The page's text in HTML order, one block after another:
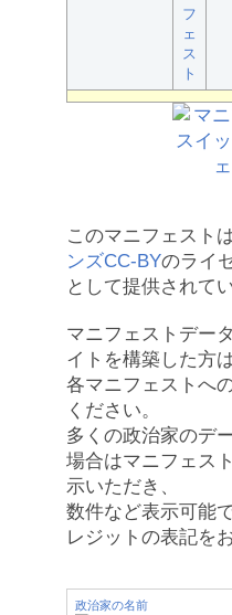
フ
ェ
ス
ト
このマニフェストは
ンズCC-BYのライ
として提供されて
マニフェストデー
イトを構築した方は
各マニフェストへ
ください。
多くの政治家のデ
場合はマニフェス
示いただき、
数件など表示可能
レジットの表記を
政治家の名前